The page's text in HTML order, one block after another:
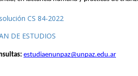
CS 84-2022
DE ESTUDIOS
estudiaenunpaz@unpaz.edu.ar